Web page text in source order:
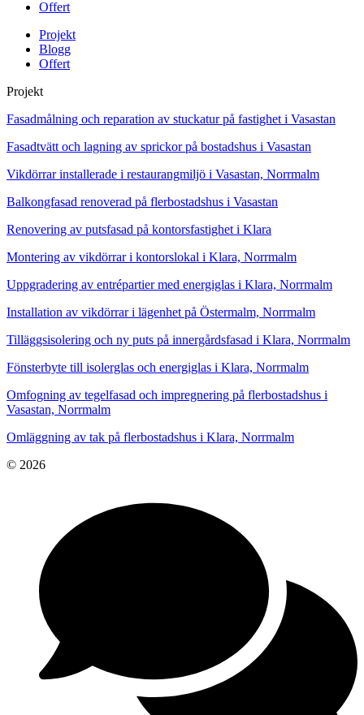
Offert
Projekt
Blogg
Offert
Projekt
Fasadmålning och reparation av stuckatur på fastighet i Vasastan
Fasadtvätt och lagning av sprickor på bostadshus i Vasastan
Vikdörrar installerade i restaurangmiljö i Vasastan, Norrmalm
Balkongfasad renoverad på flerbostadshus i Vasastan
Renovering av putsfasad på kontorsfastighet i Klara
Montering av vikdörrar i kontorslokal i Klara, Norrmalm
Uppgradering av entrépartier med energiglas i Klara, Norrmalm
Installation av vikdörrar i lägenhet på Östermalm, Norrmalm
Tilläggsisolering och ny puts på innergårdsfasad i Klara, Norrmalm
Fönsterbyte till isolerglas och energiglas i Klara, Norrmalm
Omfogning av tegelfasad och impregnering på flerbostadshus i
Vasastan, Norrmalm
Omläggning av tak på flerbostadshus i Klara, Norrmalm
© 2026